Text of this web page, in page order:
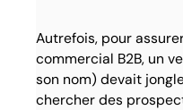
Autrefois, pour
commercial B2B, un
son nom) devait
chercher des